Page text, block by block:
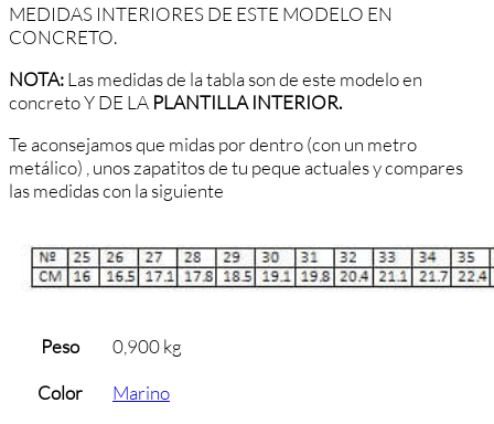
MEDIDAS INTERIORES DE ESTE MODELO EN
CONCRETO.
NOTA:Las medidas de la tabla son de este modelo en
concreto Y DE LA PLANTILLA INTERIOR.
Te aconsejamos que midas por dentro (con un metro
metálico) , unos zapatitos de tu peque actuales y compares
las medidas con la siguiente
Peso
0,900 kg
Color
Marino